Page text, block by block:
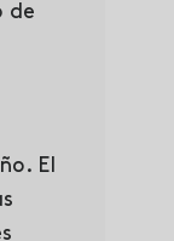
de
El